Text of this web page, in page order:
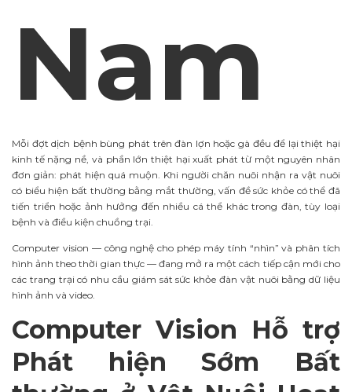
Nam
Mỗi đợt dịch bệnh bùng phát trên đàn lợn hoặc gà đều để lại thiệt hại
kinh tế nặng nề, và phần lớn thiệt hại xuất phát từ một nguyên nhân
đơn giản: phát hiện quá muộn. Khi người chăn nuôi nhận ra vật nuôi
có biểu hiện bất thường bằng mắt thường, vấn đề sức khỏe có thể đã
tiến triển hoặc ảnh hưởng đến nhiều cá thể khác trong đàn, tùy loại
bệnh và điều kiện chuồng trại.
Computer vision — công nghệ cho phép máy tính “nhìn” và phân tích
hình ảnh theo thời gian thực — đang mở ra một cách tiếp cận mới cho
các trang trại có nhu cầu giám sát sức khỏe đàn vật nuôi bằng dữ liệu
hình ảnh và video.
Computer Vision Hỗ trợ
Phát hiện Sớm Bất